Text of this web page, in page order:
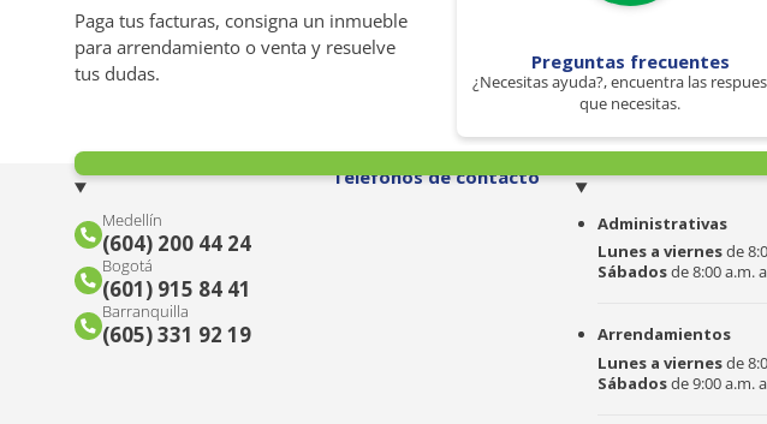
Paga tus facturas, consigna un inmueble
para arrendamiento o venta y resuelve
tus dudas.
Preguntas frecuentes
¿Necesitas ayuda?, encuentra las
que necesitas.
Teléfonos de contacto
Medellín
(604) 200 44 24
Bogotá
(601) 915 84 41
Barranquilla
(605) 331 92 19
Administrativas
Lunes a viernesde
Sábadosde 8:00 a.m.
Arrendamientos
Lunes a viernesde
Sábadosde 9:00 a.m.